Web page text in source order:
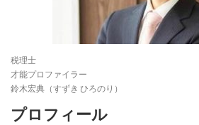
税理士
才能プロファイラー
鈴木宏典（すずき ひろのり）
プロフィール